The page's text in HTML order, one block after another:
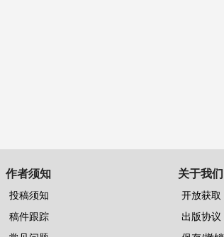
作者须知
投稿须知
稿件跟踪
关于我们
开放获取
出版协议